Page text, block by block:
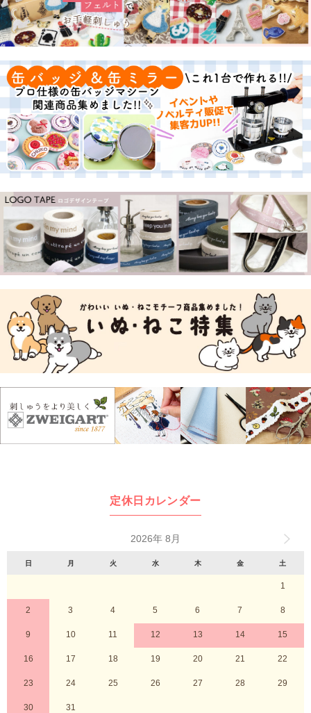
定休日カレンダー
2026年 8月
日 月 火 水 木 金 土
1
2 3 4 5 6 7 8
9 10 11 12 13 14 15
16 17 18 19 20 21 22
23 24 25 26 27 28 29
30 31